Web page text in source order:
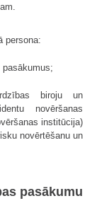
persona:
biroju un
novēršanas
institūcija)
novērtēšanu un
pasākumu